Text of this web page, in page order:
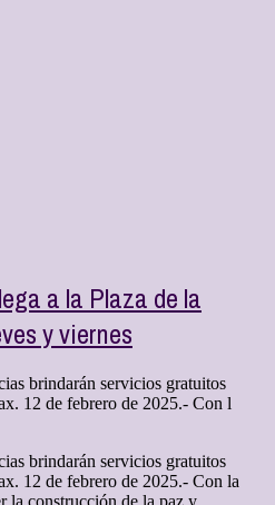
a la Plaza de la
y viernes
brindarán servicios gratuitos
12 de febrero de 2025.- Con l
brindarán servicios gratuitos
12 de febrero de 2025.- Con la
la construcción de la paz y